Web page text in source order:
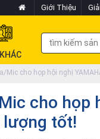
Giới Thiệu
Mic cho họp hội nghị
cho họp
lượng tốt!